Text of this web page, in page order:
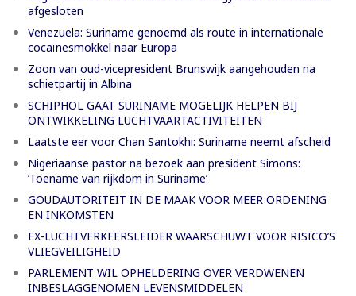
afgesloten
Venezuela: Suriname genoemd als route in internationale
cocaïnesmokkel naar Europa
Zoon van oud-vicepresident Brunswijk aangehouden na
schietpartij in Albina
SCHIPHOL GAAT SURINAME MOGELIJK HELPEN BIJ
ONTWIKKELING LUCHTVAARTACTIVITEITEN
Laatste eer voor Chan Santokhi: Suriname neemt afscheid
Nigeriaanse pastor na bezoek aan president Simons:
‘Toename van rijkdom in Suriname’
GOUDAUTORITEIT IN DE MAAK VOOR MEER ORDENING
EN INKOMSTEN
EX-LUCHTVERKEERSLEIDER WAARSCHUWT VOOR RISICO’S
VLIEGVEILIGHEID
PARLEMENT WIL OPHELDERING OVER VERDWENEN
INBESLAGGENOMEN LEVENSMIDDELEN